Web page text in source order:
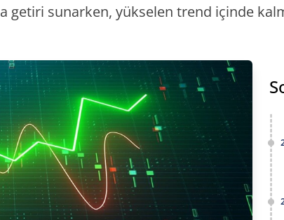
getiri sunarken, yükselen trend içinde